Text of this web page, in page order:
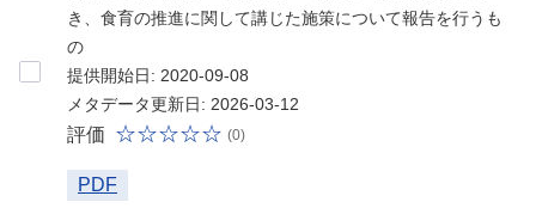
き、食育の推進に関して講じた施策について報告を行うも
の
提供開始日: 2020-09-08
メタデータ更新日: 2026-03-12
評価 (0)
PDF